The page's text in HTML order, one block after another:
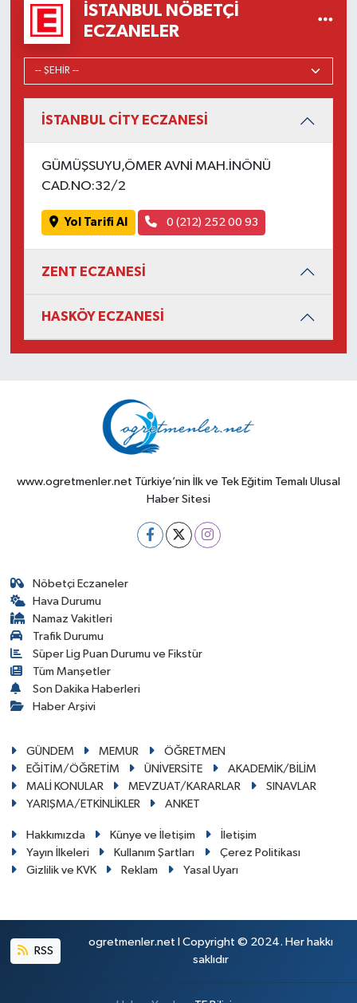
İSTANBUL NÖBETÇI
ECZANELER
İSTANBUL CİTY ECZANESİ
GÜMÜŞSUYU,ÖMER AVNİ MAH.İNÖNÜ
CAD.NO:32/2
Yol Tarifi Al 0 (212) 252 00 93
ZENT ECZANESİ
HASKÖY ECZANESİ
www.ogretmenler.net Türkiye’nin İlk ve Tek Eğitim Temalı Ulusal
Haber Sitesi
Nöbetçi Eczaneler
Hava Durumu
Namaz Vakitleri
Trafik Durumu
Süper Lig Puan Durumu ve Fikstür
Tüm Manşetler
Son Dakika Haberleri
Haber Arşivi
GÜNDEM MEMUR
ÖĞRETMEN
EĞİTİM/ÖĞRETİM
ÜNİVERSİTE
AKADEMİK/BİLİM
MALİ KONULAR
MEVZUAT/KARARLAR
SINAVLAR
YARIŞMA/ETKİNLİKLER
ANKET
Hakkımızda Künye ve İletişim
İletişim
Yayın İlkeleri
Kullanım Şartları
Çerez Politikası
Gizlilik ve KVK
Reklam Yasal Uyarı
RSS
ogretmenler.net I Copyright © 2024. Her hakkı
saklıdır